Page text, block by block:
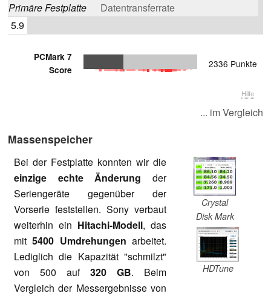
Primäre Festplatte
Datentransferrate
5.9
PCMark 7
Score
2336 Punkte
Hilfe
... im Vergleich
Massenspeicher
Crystal
Disk Mark
HDTune
Bei der Festplatte konnten wir die
einzige echte Änderung der
Seriengeräte gegenüber der
Vorserie feststellen. Sony verbaut
weiterhin ein Hitachi-Modell, das
mit5400 Umdrehungen arbeitet.
Lediglich die Kapazität "schmilzt"
von 500 auf 320 GB. Beim
Vergleich der Messergebnisse von